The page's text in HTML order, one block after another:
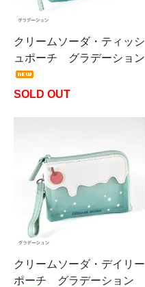
クリームソーダ・ティッシ
ュポーチ グラデーション
SOLD OUT
クリームソーダ・デイリー
ポーチ グラデーション